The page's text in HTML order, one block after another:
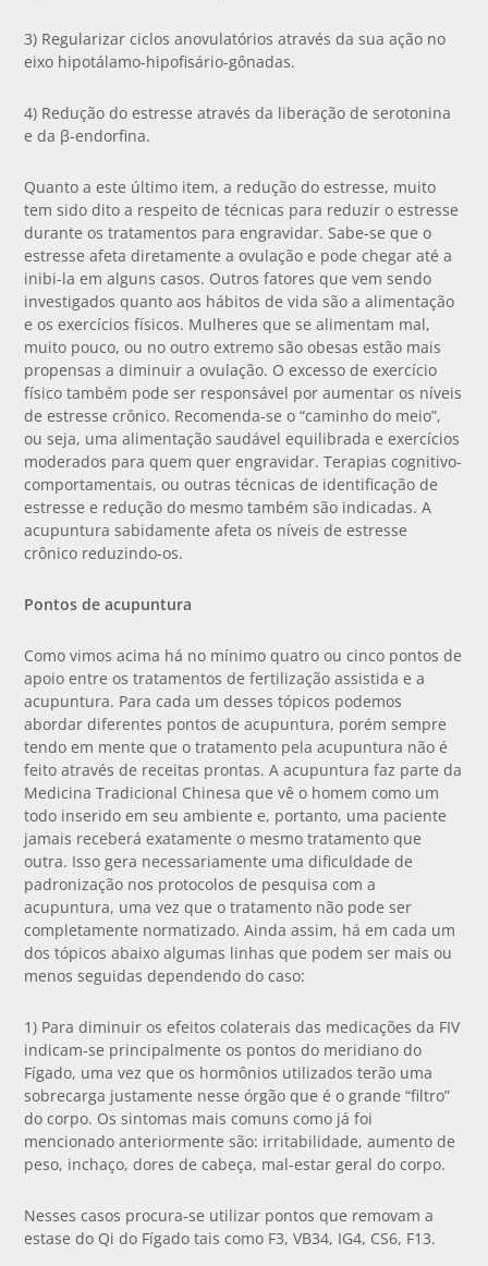
3) Regularizar ciclos anovulatórios através da sua ação no
eixo hipotálamo-hipofisário-gônadas.
4) Redução do estresse através da liberação de serotonina
e da β-endorfina.
Quanto a este último item, a redução do estresse, muito
tem sido dito a respeito de técnicas para reduzir o estresse
durante os tratamentos para engravidar. Sabe-se que o
estresse afeta diretamente a ovulação e pode chegar até a
inibi-la em alguns casos. Outros fatores que vem sendo
investigados quanto aos hábitos de vida são a alimentação
e os exercícios físicos. Mulheres que se alimentam mal,
muito pouco, ou no outro extremo são obesas estão mais
propensas a diminuir a ovulação. O excesso de exercício
físico também pode ser responsável por aumentar os níveis
de estresse crônico. Recomenda-se o “caminho do meio”,
ou seja, uma alimentação saudável equilibrada e exercícios
moderados para quem quer engravidar. Terapias cognitivo-
comportamentais, ou outras técnicas de identificação de
estresse e redução do mesmo também são indicadas. A
acupuntura sabidamente afeta os níveis de estresse
crônico reduzindo-os.
Pontos de acupuntura
Como vimos acima há no mínimo quatro ou cinco pontos de
apoio entre os tratamentos de fertilização assistida e a
acupuntura. Para cada um desses tópicos podemos
abordar diferentes pontos de acupuntura, porém sempre
tendo em mente que o tratamento pela acupuntura não é
feito através de receitas prontas. A acupuntura faz parte da
Medicina Tradicional Chinesa que vê o homem como um
todo inserido em seu ambiente e, portanto, uma paciente
jamais receberá exatamente o mesmo tratamento que
outra. Isso gera necessariamente uma dificuldade de
padronização nos protocolos de pesquisa com a
acupuntura, uma vez que o tratamento não pode ser
completamente normatizado. Ainda assim, há em cada um
dos tópicos abaixo algumas linhas que podem ser mais ou
menos seguidas dependendo do caso:
1) Para diminuir os efeitos colaterais das medicações da FIV
indicam-se principalmente os pontos do meridiano do
Fígado, uma vez que os hormônios utilizados terão uma
sobrecarga justamente nesse órgão que é o grande “filtro”
do corpo. Os sintomas mais comuns como já foi
mencionado anteriormente são: irritabilidade, aumento de
peso, inchaço, dores de cabeça, mal-estar geral do corpo.
Nesses casos procura-se utilizar pontos que removam a
estase do Qi do Fígado tais como F3, VB34, IG4, CS6, F13.